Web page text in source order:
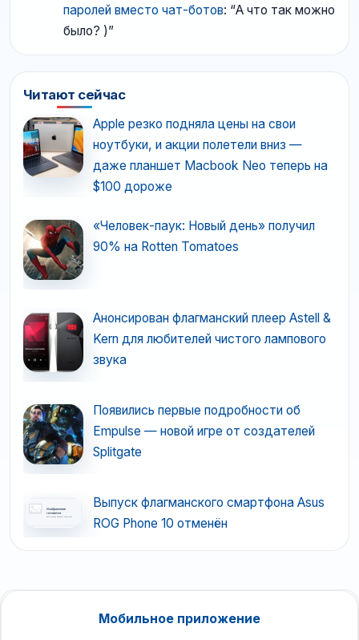
паролей вместо чат-ботов: “А что так можно
было? )”
Читают сейчас
Apple резко подняла цены на свои
ноутбуки, и акции полетели вниз —
даже планшет Macbook Neo теперь на
$100 дороже
«Человек-паук: Новый день» получил
90% на Rotten Tomatoes
Анонсирован флагманский плеер Astell &
Kern для любителей чистого лампового
звука
Появились первые подробности об
Empulse — новой игре от создателей
Splitgate
Выпуск флагманского смартфона Asus
ROG Phone 10 отменён
Мобильное приложение